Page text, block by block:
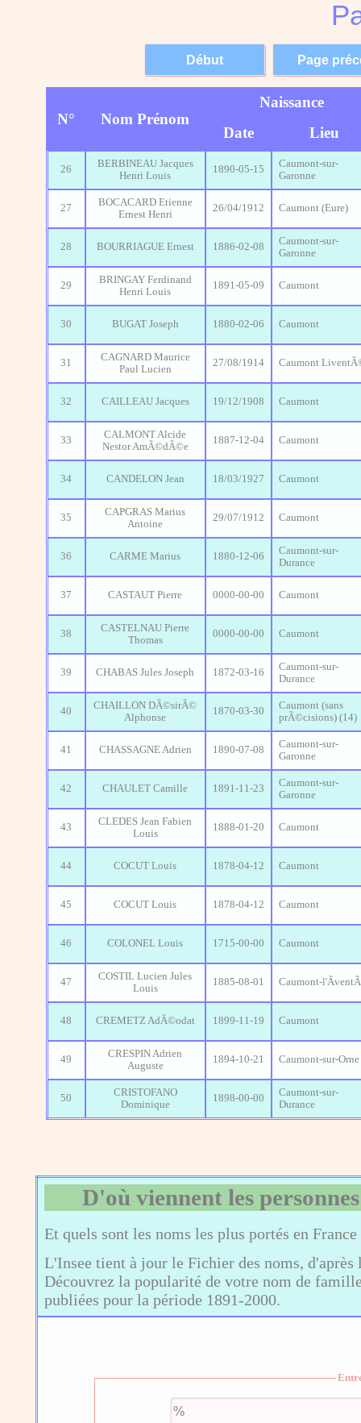
N° Nom Prénom
Naissance
Date
Lieu
26
BERBINEAU Jacques
Henri Louis
1890-05-15
Caumont-sur-
Garonne
27
BOCACARD Etienne
Ernest Henri
26/04/1912 Caumont (Eure)
28 BOURRIAGUE Ernest 1886-02-08
Caumont-sur-
Garonne
29
BRINGAY Ferdinand
Henri Louis
1891-05-09 Caumont
30 BUGAT Joseph 1880-02-06 Caumont
31
CAGNARD Maurice
Paul Lucien
27/08/1914 Caumont
32 CAILLEAU Jacques 19/12/1908 Caumont
33
CALMONT Alcide
Nestor AmÃ©dÃ©e
1887-12-04 Caumont
34 CANDELON Jean 18/03/1927 Caumont
35
CAPGRAS Marius
Antoine
29/07/1912 Caumont
36 CARME Marius 1880-12-06
Caumont-sur-
Durance
37 CASTAUT Pierre 0000-00-00 Caumont
38
CASTELNAU Pierre
Thomas
0000-00-00 Caumont
39 CHABAS Jules Joseph 1872-03-16
Caumont-sur-
Durance
40
CHAILLON DÃ©sirÃ©
Alphonse
1870-03-30
Caumont (sans
prÃ©cisions) (14)
41 CHASSAGNE Adrien 1890-07-08
Caumont-sur-
Garonne
42 CHAULET Camille 1891-11-23
Caumont-sur-
Garonne
43
CLEDES Jean Fabien
Louis
1888-01-20 Caumont
44 COCUT Louis 1878-04-12 Caumont
45 COCUT Louis 1878-04-12 Caumont
46 COLONEL Louis 1715-00-00 Caumont
47
COSTIL Lucien Jules
Louis
1885-08-01 Caumont-
48 CREMETZ AdÃ©odat 1899-11-19 Caumont
49
CRESPIN Adrien
Auguste
1894-10-21 Caumont-sur-Orne
50
CRISTOFANO
Dominique
1898-00-00
Caumont-sur-
Durance
D'où viennent les
Et quels sont les noms les plus portés en
L'Insee tient à jour le Fichier des noms,
Découvrez la popularité de votre nom de
publiées pour la période 1891-2000.